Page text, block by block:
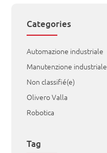
Categories
Automazione industriale
Manutenzione industriale
Non classifié(e)
Olivero Valla
Robotica
Tag